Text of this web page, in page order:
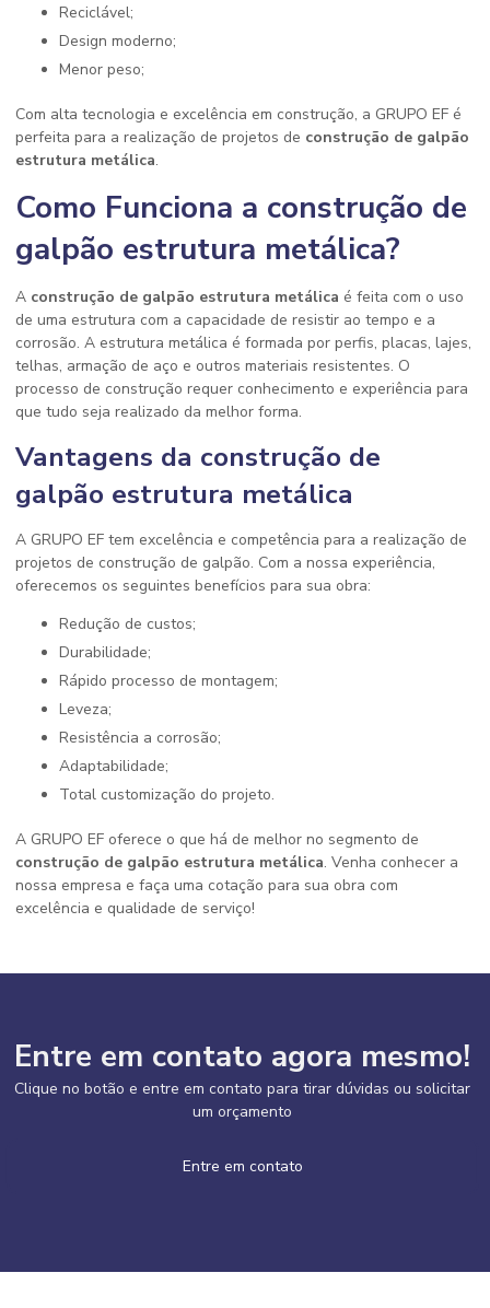
Reciclável;
Design moderno;
Menor peso;
Com alta tecnologia e excelência em construção, a GRUPO EF é
perfeita para a realização de projetos de construção de galpão
estrutura metálica.
Como Funciona a construção de
galpão estrutura metálica?
A construção de galpão estrutura metálica é feita com o uso
de uma estrutura com a capacidade de resistir ao tempo e a
corrosão. A estrutura metálica é formada por perfis, placas, lajes,
telhas, armação de aço e outros materiais resistentes. O
processo de construção requer conhecimento e experiência para
que tudo seja realizado da melhor forma.
Vantagens da construção de
galpão estrutura metálica
A GRUPO EF tem excelência e competência para a realização de
projetos de construção de galpão. Com a nossa experiência,
oferecemos os seguintes benefícios para sua obra:
Redução de custos;
Durabilidade;
Rápido processo de montagem;
Leveza;
Resistência a corrosão;
Adaptabilidade;
Total customização do projeto.
A GRUPO EF oferece o que há de melhor no segmento de
construção de galpão estrutura metálica. Venha conhecer a
nossa empresa e faça uma cotação para sua obra com
excelência e qualidade de serviço!
Entre em contato agora mesmo!
Clique no botão e entre em contato para tirar dúvidas ou solicitar
um orçamento
Entre em contato